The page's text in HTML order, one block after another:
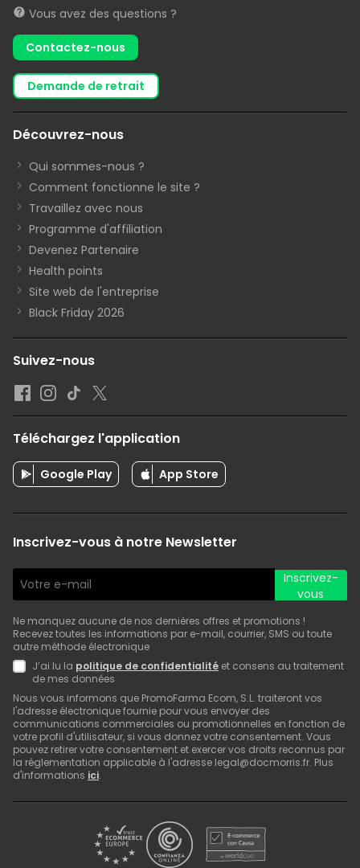
Vous avez des questions ?
Contactez-nous
demande de retrait
Découvrez-nous
Qui sommes-nous ?
Comment fonctionne le site ?
Travaillez avec nous
Programme d'affiliation
Devenez Partenaire
Health points
Site web de l'entreprise
Black Friday 2026
Suivez-nous
Téléchargez l'application
Google Play App Store
Inscrivez-vous à notre Newsletter
Inscrivez-
vous
Ne manquez aucune de nos dernières offres et promotions !
Recevez toutes les informations par e-mail, courrier, SMS ou toute
autre méthode électronique
J’ai lu la politique de confidentialité et consens au traitement
de mes données
Nous vous informons que PromoFarma Ecom, S.L. traiteront vos
l'adresse électronique fournie pour vous envoyer des
communications commerciales ou promotionnelles en fonction de
votre profil d'utilisateur, si vous donnez votre consentement. Vous
pouvez retirer votre consentement et exercer vos droits reconnus par
la réglementation applicable à l'adresse legal@docmorris.fr. Plus
d'informations ici.